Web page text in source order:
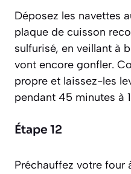
Déposez les navettes
plaque de cuisson
sulfurisé, en veillant à
vont encore gonfler.
propre et laissez-les
pendant 45 minutes à
Étape 12
Préchauffez votre four